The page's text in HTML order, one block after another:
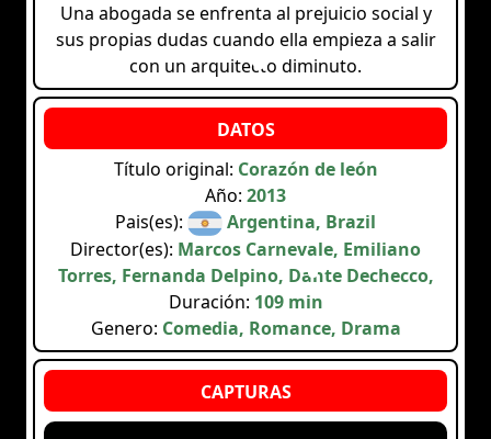
Una abogada se enfrenta al prejuicio social y
sus propias dudas cuando ella empieza a salir
con un arquitecto diminuto.
Título original: Corazón de león
Año: 2013
Pais(es):
Argentina, Brazil
Director(es): Marcos Carnevale, Emiliano
Torres, Fernanda Delpino, Dante Dechecco,
Duración: 109 min
Genero: Comedia, Romance, Drama